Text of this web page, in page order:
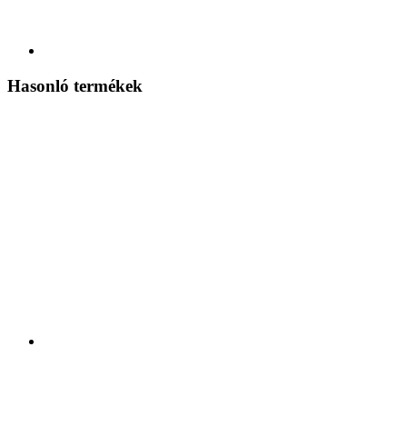
Hasonló termékek